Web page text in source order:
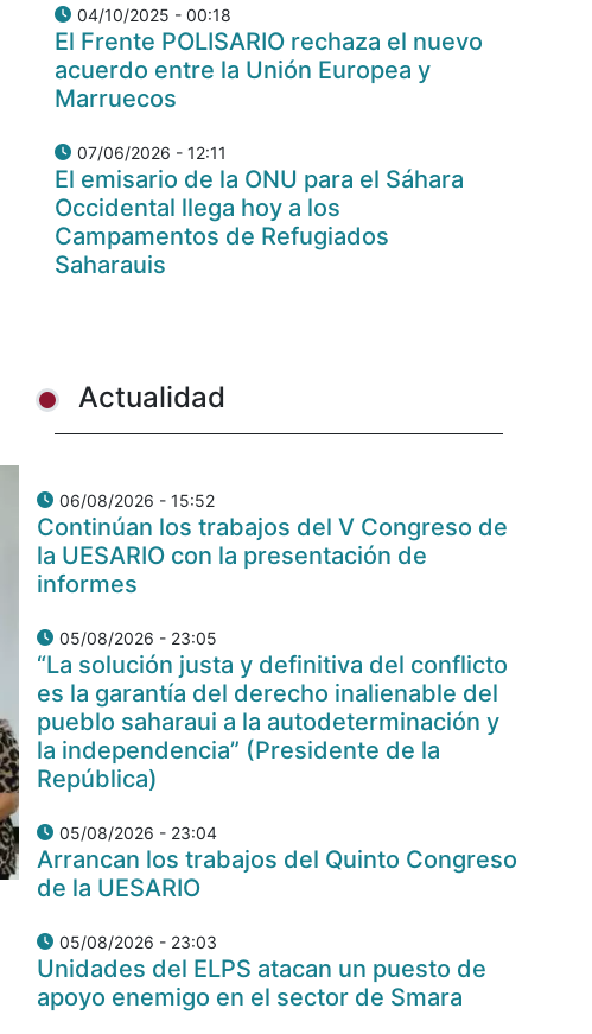
04/10/2025 - 00:18
El Frente POLISARIO rechaza el nuevo
acuerdo entre la Unión Europea y
Marruecos
07/06/2026 - 12:11
El emisario de la ONU para el Sáhara
Occidental llega hoy a los
Campamentos de Refugiados
Saharauis
Actualidad
06/08/2026 - 15:52
Continúan los trabajos del V Congreso de
la UESARIO con la presentación de
informes
05/08/2026 - 23:05
“La solución justa y definitiva del conflicto
es la garantía del derecho inalienable del
pueblo saharaui a la autodeterminación y
la independencia” (Presidente de la
República)
05/08/2026 - 23:04
Arrancan los trabajos del Quinto Congreso
de la UESARIO
05/08/2026 - 23:03
Unidades del ELPS atacan un puesto de
apoyo enemigo en el sector de Smara